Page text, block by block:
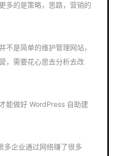
多的是策略，思路，营销的
不是简单的维护管理网站，
，需要花心思去分析去改
能做好 WordPress 自助建
多企业通过网络赚了很多